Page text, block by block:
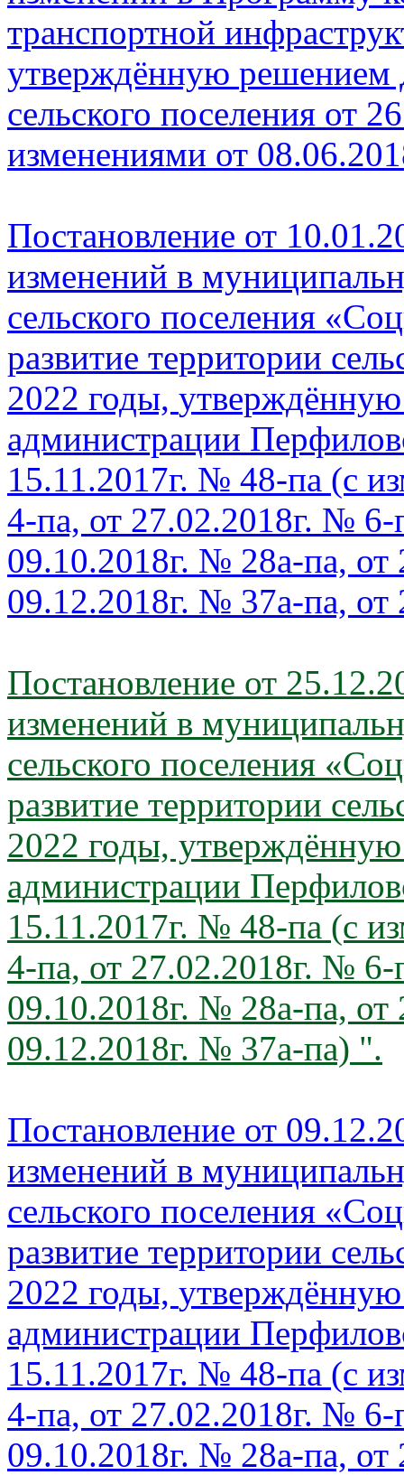
транспортной
утверждённую решением
сельского поселения от
изменениями от
Постановление от
изменений в
сельского поселения
развитие территории
2022 годы,
администрации
15.11.2017г. № 48-па (с
4-па, от 27.02.2018г. №
09.10.2018г. № 28а-па,
09.12.2018г. № 37а-па,
Постановление от
изменений в
сельского поселения
развитие территории
2022 годы,
администрации
15.11.2017г. № 48-па (с
4-па, от 27.02.2018г. №
09.10.2018г. № 28а-па,
09.12.2018г. № 37а-па) ".
Постановление от
изменений в
сельского поселения
развитие территории
2022 годы,
администрации
15.11.2017г. № 48-па (с
4-па, от 27.02.2018г. №
09.10.2018г. № 28а-па,